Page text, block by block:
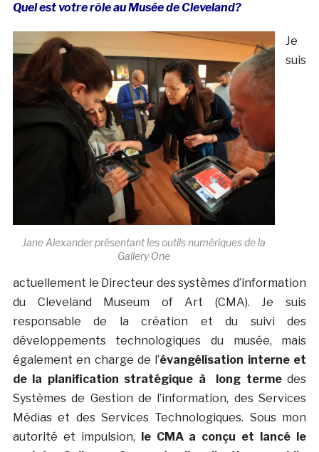
Quel est votre rôle au Musée de Cleveland?
Jane Alexander présentant les outils numériques de la
Gallery One
Je
suis
actuellement le Directeur des systèmes d’information
du Cleveland Museum of Art (CMA). Je suis
responsable de la création et du suivi des
développements technologiques du musée, mais
également en charge de l’évangélisation interne et
de la planification stratégique à long termedes
Systèmes de Gestion de l’information, des Services
Médias et des Services Technologiques. Sous mon
autorité et impulsion, le CMA a conçu et lancé le